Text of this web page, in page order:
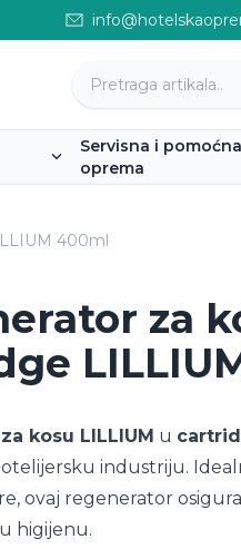
Servisna i pomoćna
oprema
400ml
za
kosu LILLIUM u
industriju.
ovaj regenerator
higijenu.